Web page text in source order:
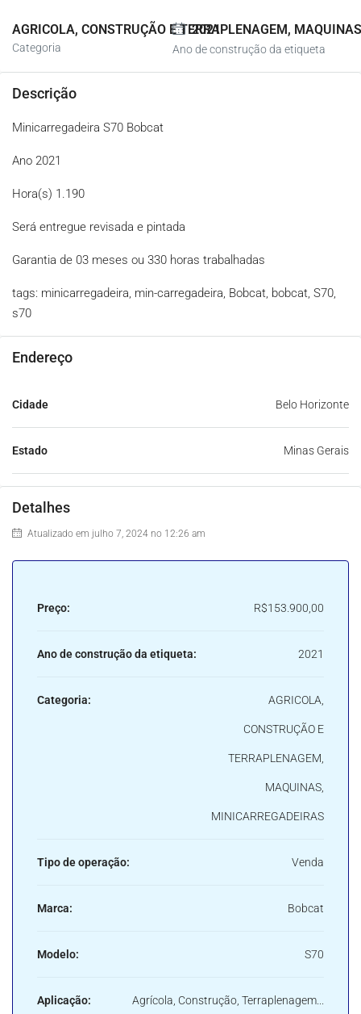
AGRICOLA, CONSTRUÇÃO E TERRAPLENAGEM,
Categoria
2021
Ano de construção da etiqueta
Descrição
Minicarregadeira S70 Bobcat
Ano 2021
Hora(s) 1.190
Será entregue revisada e pintada
Garantia de 03 meses ou 330 horas trabalhadas
tags: minicarregadeira, min-carregadeira, Bobcat, bobcat, S70,
s70
Endereço
Cidade Belo Horizonte
Estado Minas Gerais
Detalhes
Atualizado em julho 7, 2024 no 12:26 am
Preço: R$153.900,00
Ano de construção da etiqueta: 2021
Categoria: AGRICOLA,
CONSTRUÇÃO E
TERRAPLENAGEM,
MAQUINAS,
MINICARREGADEIRAS
Tipo de operação: Venda
Marca: Bobcat
Modelo: S70
Aplicação: Agrícola, Construção, Terraplenagem...